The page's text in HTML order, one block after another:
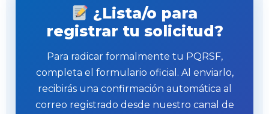
¿Lista/o para
registrar tu solicitud?
Para radicar formalmente tu PQRSF,
completa el formulario oficial. Al enviarlo,
recibirás una confirmación automática al
correo registrado desde nuestro canal de